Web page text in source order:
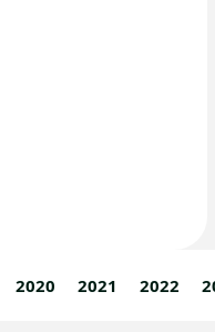
2020 2021 2022